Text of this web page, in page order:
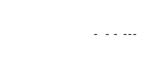
- - - ---